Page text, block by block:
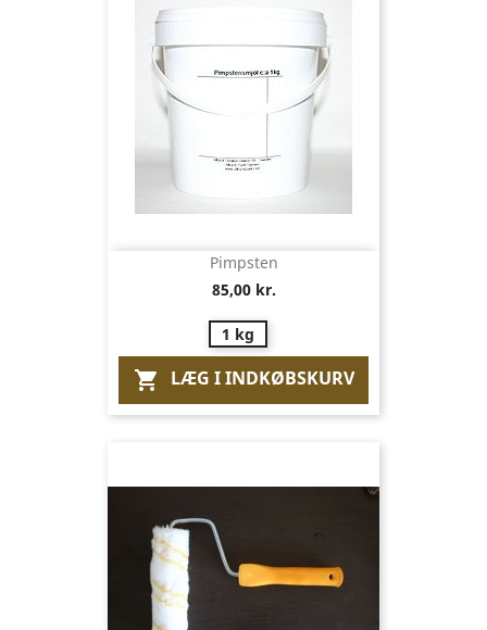
Pimpsten
85,00 kr.
1 kg
 LÆG I INDKØBSKURV